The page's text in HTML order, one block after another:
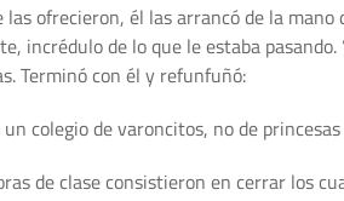
las ofrecieron, él las arrancó de la
incrédulo de lo que le estaba
Terminó con él y refunfuñó:
colegio de varoncitos, no de
de clase consistieron en cerrar los